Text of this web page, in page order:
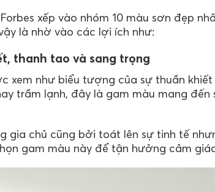
xếp vào nhóm 10 màu sơn đẹp
là nhờ vào các lợi ích như:
thanh tao và sang trọng
xem như biểu tượng của sự thuần
trầm lạnh, đây là gam màu mang đến
gia chủ cũng bởi toát lên sự tinh tế
gam màu này để tận hưởng cảm